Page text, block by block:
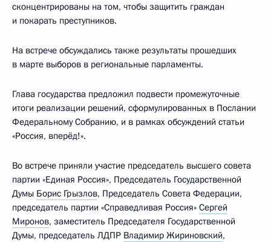
сконцентрированы на том, чтобы защитить граждан
и покарать преступников.
На встрече обсуждались также результаты прошедших
в марте выборов в региональные парламенты.
Глава государства предложил подвести промежуточные
итоги реализации решений, сформулированных в Послании
Федеральному Собранию, и в рамках обсуждений статьи
«Россия, вперёд!».
Во встрече приняли участие председатель высшего совета
партии «Единая Россия», Председатель Государственной
Думы Борис Грызлов, Председатель Совета Федерации,
председатель партии «Справедливая Россия» Сергей
Миронов, заместитель Председателя Государственной
Думы, председатель ЛДПР Владимир Жириновский,